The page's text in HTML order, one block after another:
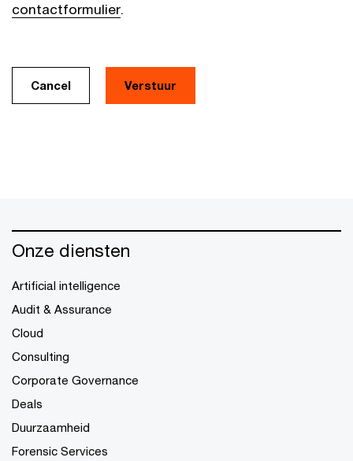
contactformulier.
Cancel
Onze diensten
Artificial intelligence
Audit & Assurance
Cloud
Consulting
Corporate Governance
Deals
Duurzaamheid
Forensic Services